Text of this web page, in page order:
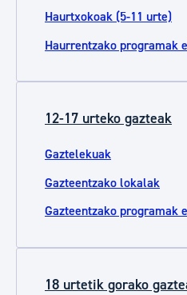
Haurtxokoak (5-11 urte)
Haurrentzako programak
12-17 urteko gazteak
Gaztelekuak
Gazteentzako lokalak
Gazteentzako programak
18 urtetik gorako